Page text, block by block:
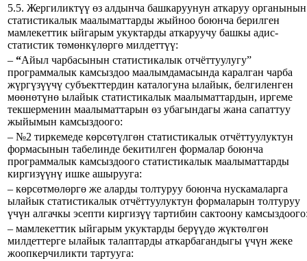
5.5. Жергиликтүү өз алдынча башкаруунун аткаруу органынын
статистикалык маалыматтарды жыйноо боюнча берилген
мамлекеттик ыйгарым укуктарды аткаруучу башкы адис-
статистик төмөнкүлөргө милдеттүү:
– “Айыл чарбасынын статистикалык отчёттуулугу”
программалык камсыздоо маалымдамасында каралган чарба
жүргүзүүчү субъекттердин каталогуна ылайык, белгиленген
мөөнөтүнө ылайык статистикалык маалыматтардын, иргеме
текшерменин маалыматтарын өз убагындагы жана сапаттуу
жыйымын камсыздоого:
– №2 тиркемеде көрсөтүлгөн статистикалык отчёттуулуктун
формасынын табелинде бекитилген формалар боюнча
программалык камсыздоого статистикалык маалыматтарды
киргизүүнү ишке ашырууга:
– көрсөтмөлөргө же аларды толтуруу боюнча нускамаларга
ылайык статистикалык отчёттуулуктун формаларын толтуруу
үчүн алгачкы эсепти киргизүү тартибин сактоону
– мамлекеттик ыйгарым укуктарды берүүдө жүктөлгөн
милдеттерге ылайык талаптарды аткарбагандыгы үчүн жеке
жоопкерчиликти тартууга: